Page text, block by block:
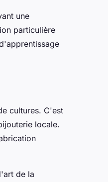
une
particulière
cultures. C'est
locale.
de la